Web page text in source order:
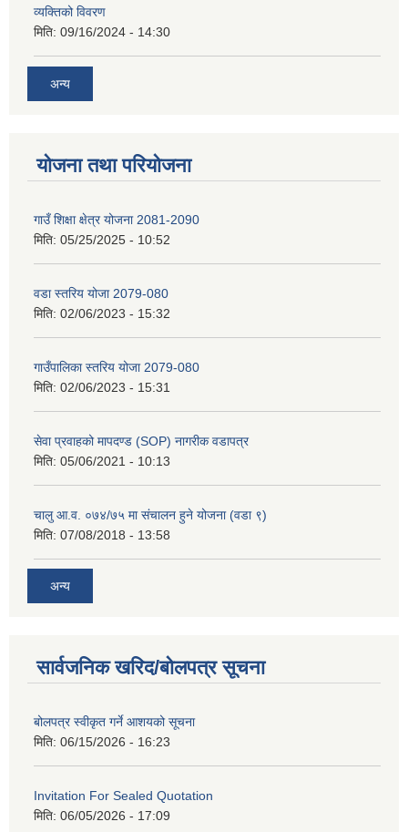
व्यक्तिको विवरण
मिति: 09/16/2024 - 14:30
अन्य
योजना तथा परियोजना
गाउँ शिक्षा क्षेत्र योजना 2081-2090
मिति: 05/25/2025 - 10:52
वडा स्तरिय योजा 2079-080
मिति: 02/06/2023 - 15:32
गाउँपालिका स्तरिय योजा 2079-080
मिति: 02/06/2023 - 15:31
सेवा प्रवाहको मापदण्ड (SOP) नागरीक वडापत्र
मिति: 05/06/2021 - 10:13
चालु आ.व. ०७४/७५ मा संचालन हुने योजना (वडा ९)
मिति: 07/08/2018 - 13:58
अन्य
सार्वजनिक खरिद/बोलपत्र सूचना
बोलपत्र स्वीकृत गर्ने आशयको सूचना
मिति: 06/15/2026 - 16:23
Invitation For Sealed Quotation
मिति: 06/05/2026 - 17:09